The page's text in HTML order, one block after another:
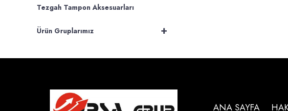
Tezgah Tampon Aksesuarları
+
Ürün Gruplarımız
ANA SAYFA